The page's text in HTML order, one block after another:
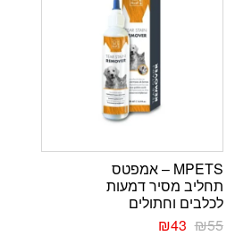
MPETS – אמפטס
תחליב מסיר דמעות
לכלבים וחתולים
₪55
₪43